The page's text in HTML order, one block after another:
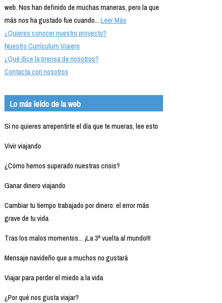
web. Nos han definido de muchas maneras, pero la que
más nos ha gustado fue cuando...Leer Más
¿Quieres conocer nuestro proyecto?
Nuestro Currículum Viajero
¿Qué dice la prensa de nosotros?
Contacta con nosotros
Lo más leído de la web
Si no quieres arrepentirte el día que te mueras, lee esto
Vivir viajando
¿Cómo hemos superado nuestras crisis?
Ganar dinero viajando
Cambiar tu tiempo trabajado por dinero: el error más
grave de tu vida
Tras los malos momentos... ¡La 3ª vuelta al mundo!!!
Mensaje navideño que a muchos no gustará
Viajar para perder el miedo a la vida
¿Por qué nos gusta viajar?